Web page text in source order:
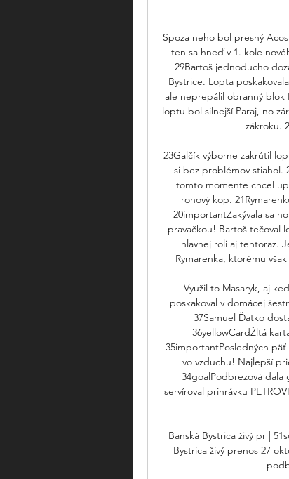
Spoza neho bol presný
ten sa hneď v 1. kole
29Bartoš jednoducho
Bystrice. Lopta
ale neprepálil obranný blok
loptu bol silnejší Paraj, no
zákroku.
23Galčík výborne zakrútil
si bez problémov stiahol.
tomto momente chcel
rohový kop.
20importantZakývala sa
pravačkou! Bartoš tečoval
hlavnej roli aj tentoraz.
Rymarenka, ktorému
Využil to Masaryk, aj
poskakoval v domácej
37Samuel Ďatko
36yellowCardŽltá
35importantPosledných
vo vzduchu! Najlepší
34goalPodbrezová dala
servíroval prihrávku
Banská Bystrica živý pr |
Bystrica živý prenos 27